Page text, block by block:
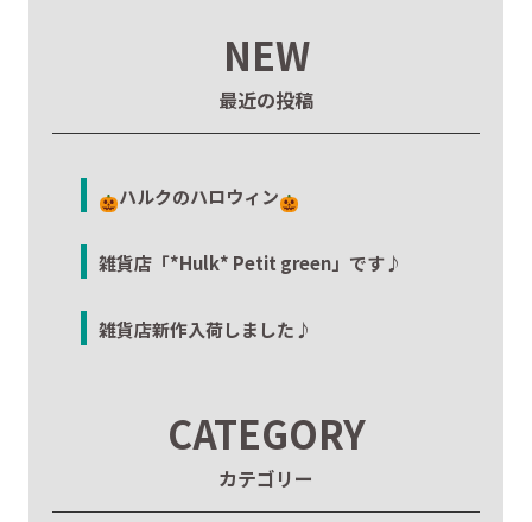
NEW
最近の投稿
ハルクのハロウィン
雑貨店「*Hulk* Petit green」です♪
雑貨店新作入荷しました♪
CATEGORY
カテゴリー